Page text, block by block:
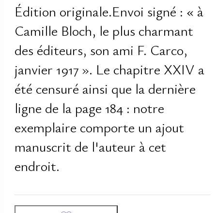
Édition originale.Envoi signé : « à
Camille Bloch, le plus charmant
des éditeurs, son ami F. Carco,
janvier 1917 ». Le chapitre XXIV a
été censuré ainsi que la dernière
ligne de la page 184 : notre
exemplaire comporte un ajout
manuscrit de l'auteur à cet
endroit.